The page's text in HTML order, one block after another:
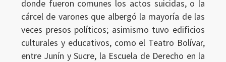
donde fueron comunes los actos suicidas, o la
cárcel de varones que albergó la mayoría de las
veces presos políticos; asimismo tuvo edificios
culturales y educativos, como el Teatro Bolívar,
entre Junín y Sucre, la Escuela de Derecho en la